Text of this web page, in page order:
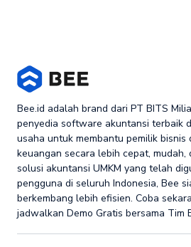
Bee.id adalah brand dari PT BITS
penyedia software akuntansi terbaik
usaha untuk membantu pemilik
keuangan secara lebih cepat, mudah,
solusi akuntansi UMKM yang telah
pengguna di seluruh Indonesia, Bee
berkembang lebih efisien. Coba
jadwalkan Demo Gratis bersama Tim